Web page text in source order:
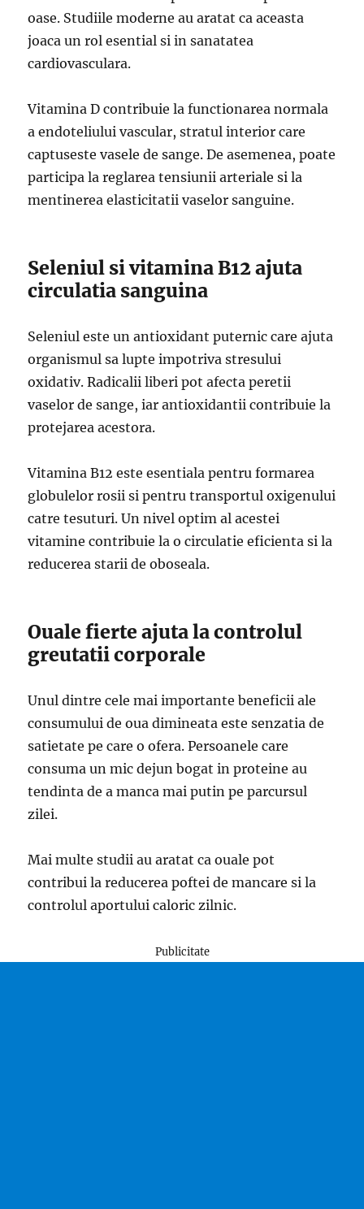
oase. Studiile moderne au aratat ca aceasta
joaca un rol esential si in sanatatea
cardiovasculara.
Vitamina D contribuie la functionarea normala
a endoteliului vascular, stratul interior care
captuseste vasele de sange. De asemenea, poate
participa la reglarea tensiunii arteriale si la
mentinerea elasticitatii vaselor sanguine.
Seleniul si vitamina B12 ajuta
circulatia sanguina
Seleniul este un antioxidant puternic care ajuta
organismul sa lupte impotriva stresului
oxidativ. Radicalii liberi pot afecta peretii
vaselor de sange, iar antioxidantii contribuie la
protejarea acestora.
Vitamina B12 este esentiala pentru formarea
globulelor rosii si pentru transportul oxigenului
catre tesuturi. Un nivel optim al acestei
vitamine contribuie la o circulatie eficienta si la
reducerea starii de oboseala.
Ouale fierte ajuta la controlul
greutatii corporale
Unul dintre cele mai importante beneficii ale
consumului de oua dimineata este senzatia de
satietate pe care o ofera. Persoanele care
consuma un mic dejun bogat in proteine au
tendinta de a manca mai putin pe parcursul
zilei.
Mai multe studii au aratat ca ouale pot
contribui la reducerea poftei de mancare si la
controlul aportului caloric zilnic.
Publicitate